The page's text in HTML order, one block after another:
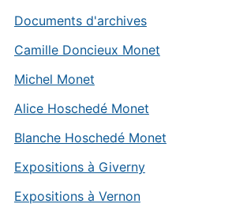
Documents d'archives
Camille Doncieux Monet
Michel Monet
Alice Hoschedé Monet
Blanche Hoschedé Monet
Expositions à Giverny
Expositions à Vernon